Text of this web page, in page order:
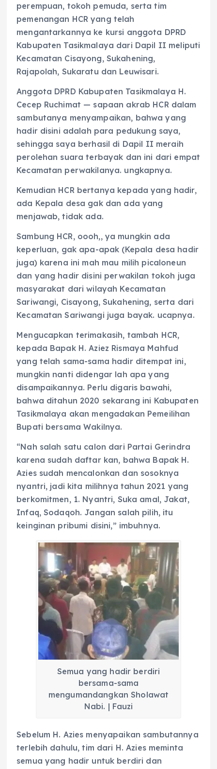
perempuan, tokoh pemuda, serta tim
pemenangan HCR yang telah
mengantarkannya ke kursi anggota DPRD
Kabupaten Tasikmalaya dari Dapil II meliputi
Kecamatan Cisayong, Sukahening,
Rajapolah, Sukaratu dan Leuwisari.
Anggota DPRD Kabupaten Tasikmalaya H.
Cecep Ruchimat — sapaan akrab HCR dalam
sambutanya menyampaikan, bahwa yang
hadir disini adalah para pedukung saya,
sehingga saya berhasil di Dapil II meraih
perolehan suara terbayak dan ini dari empat
Kecamatan perwakilanya. ungkapnya.
Kemudian HCR bertanya kepada yang hadir,
ada Kepala desa gak dan ada yang
menjawab, tidak ada.
Sambung HCR, oooh,, ya mungkin ada
keperluan, gak apa-apak (Kepala desa hadir
juga) karena ini mah mau milih picaloneun
dan yang hadir disini perwakilan tokoh juga
masyarakat dari wilayah Kecamatan
Sariwangi, Cisayong, Sukahening, serta dari
Kecamatan Sariwangi juga bayak. ucapnya.
Mengucapkan terimakasih, tambah HCR,
kepada Bapak H. Aziez Rismaya Mahfud
yang telah sama-sama hadir ditempat ini,
mungkin nanti didengar lah apa yang
disampaikannya. Perlu digaris bawahi,
bahwa ditahun 2020 sekarang ini Kabupaten
Tasikmalaya akan mengadakan Pemeilihan
Bupati bersama Wakilnya.
“Nah salah satu calon dari Partai Gerindra
karena sudah daftar kan, bahwa Bapak H.
Azies sudah mencalonkan dan sosoknya
nyantri, jadi kita milihnya tahun 2021 yang
berkomitmen, 1. Nyantri, Suka amal, Jakat,
Infaq, Sodaqoh. Jangan salah pilih, itu
keinginan pribumi disini,” imbuhnya.
Semua yang hadir berdiri
bersama-sama
mengumandangkan Sholawat
Nabi. | Fauzi
Sebelum H. Azies menyapaikan sambutannya
terlebih dahulu, tim dari H. Azies meminta
semua yang hadir untuk berdiri dan